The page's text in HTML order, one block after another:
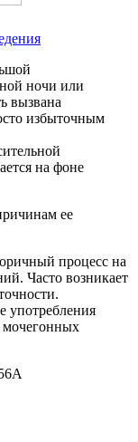
ночи или
вызвана
избыточным
на фоне
ее
процесс на
Часто возникает
употребления
мочегонных